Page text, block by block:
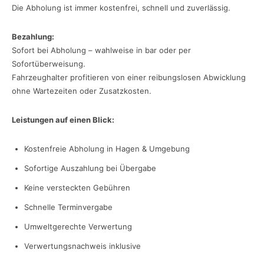
Die Abholung ist immer kostenfrei, schnell und zuverlässig.
Bezahlung:
Sofort bei Abholung – wahlweise in bar oder per
Sofortüberweisung.
Fahrzeughalter profitieren von einer reibungslosen Abwicklung
ohne Wartezeiten oder Zusatzkosten.
Leistungen auf einen Blick:
Kostenfreie Abholung in Hagen & Umgebung
Sofortige Auszahlung bei Übergabe
Keine versteckten Gebühren
Schnelle Terminvergabe
Umweltgerechte Verwertung
Verwertungsnachweis inklusive